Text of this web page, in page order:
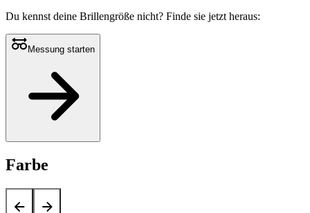
Du kennst deine Brillengröße nicht? Finde sie jetzt heraus:
Messung starten
Farbe